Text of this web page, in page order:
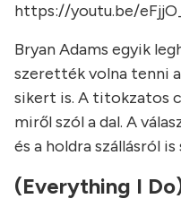
https://youtu.be/
Bryan Adams egyik
szerették volna tenni
sikert is. A titokzatos
miről szól a dal. A
és a holdra szállásról
(Everything I